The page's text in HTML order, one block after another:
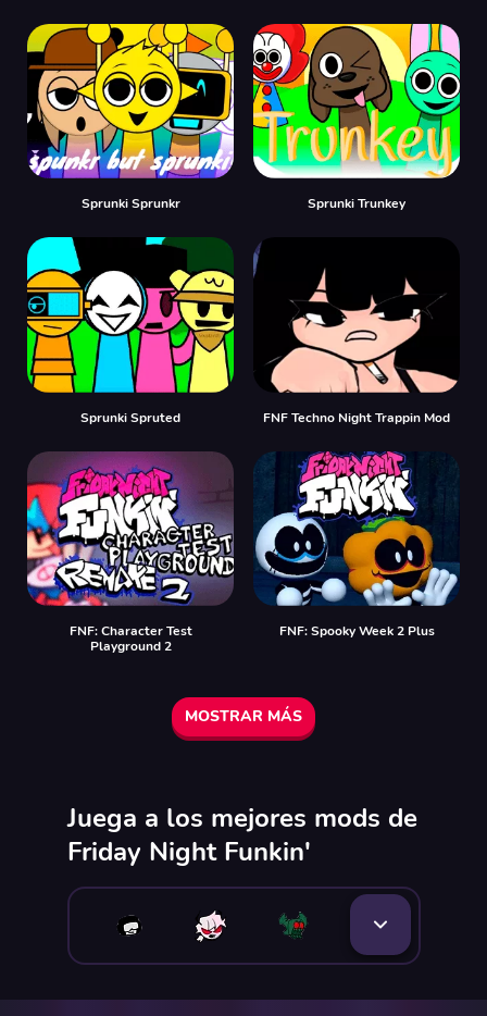
Sprunki Sprunkr Sprunki Trunkey
Sprunki Spruted FNF Techno Night Trappin Mod
FNF: Character Test
Playground 2
FNF: Spooky Week 2 Plus
MOSTRAR MÁS
Juega a los mejores mods de
Friday Night Funkin'